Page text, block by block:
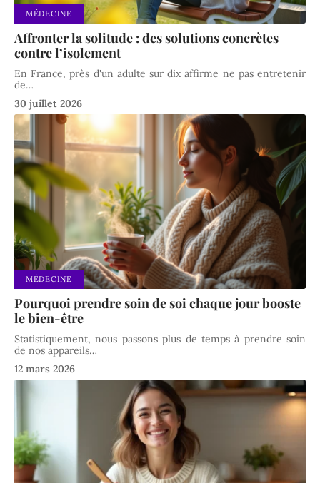
MÉDECINE
Affronter la solitude : des solutions concrètes
contre l’isolement
En France, près d'un adulte sur dix affirme ne pas entretenir
de…
30 juillet 2026
MÉDECINE
Pourquoi prendre soin de soi chaque jour booste
le bien-être
Statistiquement, nous passons plus de temps à prendre soin
de nos appareils…
12 mars 2026